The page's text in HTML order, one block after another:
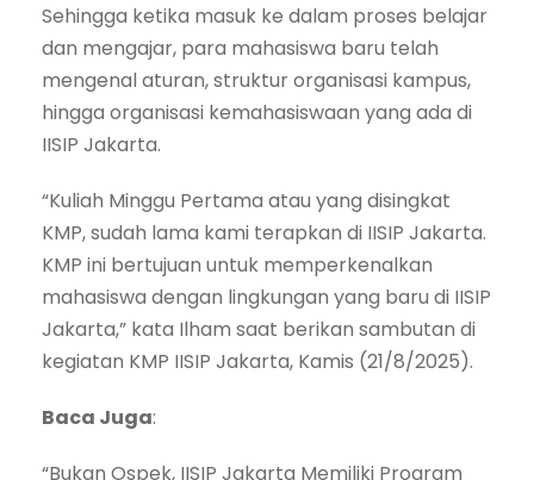
Sehingga ketika masuk ke dalam proses belajar
dan mengajar, para mahasiswa baru telah
mengenal aturan, struktur organisasi kampus,
hingga organisasi kemahasiswaan yang ada di
IISIP Jakarta.
“Kuliah Minggu Pertama atau yang disingkat
KMP, sudah lama kami terapkan di IISIP Jakarta.
KMP ini bertujuan untuk memperkenalkan
mahasiswa dengan lingkungan yang baru di IISIP
Jakarta,” kata Ilham saat berikan sambutan di
kegiatan KMP IISIP Jakarta, Kamis (21/8/2025).
Baca Juga:
“Bukan Ospek, IISIP Jakarta Memiliki Program